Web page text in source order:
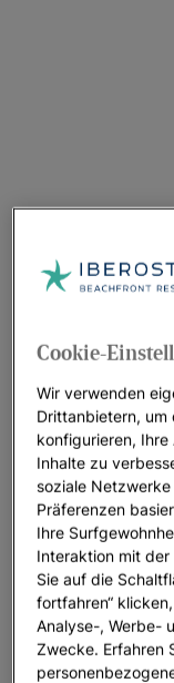
Ein
Cookie-
Wir verwenden
Drittanbietern, um
konfigurieren,
Inhalte zu
soziale
Präferenzen
Ihre
Interaktion mit
Sie auf die
fortfahren“
Analyse-, Werbe-
Zwecke. Erfahren